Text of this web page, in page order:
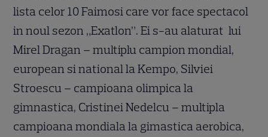
lista celor 10 Faimosi care vor face spectacol
in noul sezon „Exatlon”. Ei s-au alaturat lui
Mirel Dragan – multiplu campion mondial,
european si national la Kempo, Silviei
Stroescu – campioana olimpica la
gimnastica, Cristinei Nedelcu – multipla
campioana mondiala la gimastica aerobica,